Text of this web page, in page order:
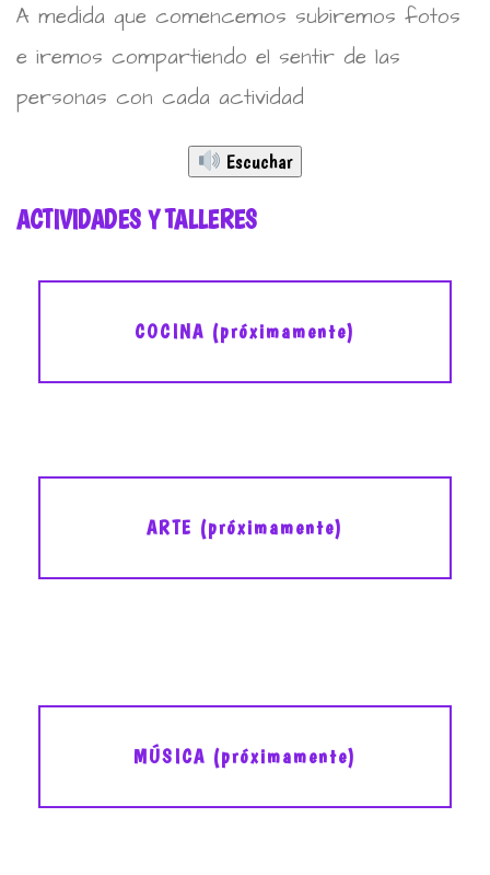
A medida que comencemos subiremos fotos
e iremos compartiendo el sentir de las
personas con cada actividad
Escuchar
ACTIVIDADES Y TALLERES
COCINA (próximamente)
ARTE (próximamente)
MÚSICA (próximamente)